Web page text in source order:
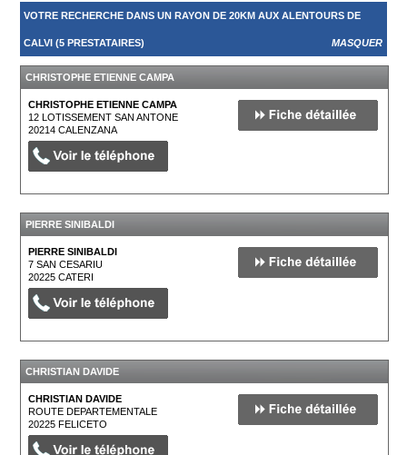
VOTRE RECHERCHE DANS UN RAYON DE 20KM AUX ALENTOURS DE
CALVI (5 PRESTATAIRES) MASQUER
CHRISTOPHE ETIENNE CAMPA
CHRISTOPHE ETIENNE CAMPA
12 LOTISSEMENT SAN ANTONE
20214CALENZANA
PIERRE SINIBALDI
PIERRE SINIBALDI
7 SAN CESARIU
20225CATERI
CHRISTIAN DAVIDE
CHRISTIAN DAVIDE
ROUTE DEPARTEMENTALE
20225FELICETO